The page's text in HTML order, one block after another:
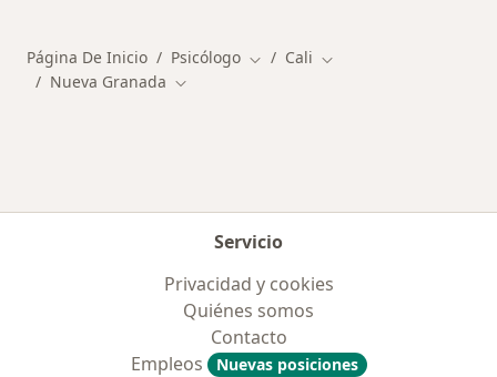
Página De Inicio Psicólogo Cambiar de ciudad
Cali Cambiar de ciudad
Nueva Granada Cambiar de ciudad
Servicio
Privacidad y cookies
Quiénes somos
Contacto
Empleos
Nuevas posiciones